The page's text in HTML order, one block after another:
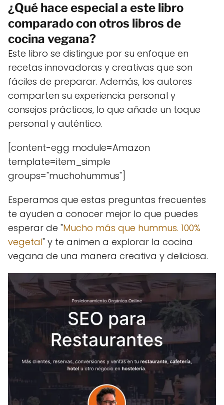
¿Qué hace especial a este libro
comparado con otros libros de
cocina vegana?
Este libro se distingue por su enfoque en
recetas innovadoras y creativas que son
fáciles de preparar. Además, los autores
comparten su experiencia personal y
consejos prácticos, lo que añade un toque
personal y auténtico.
[content-egg module=Amazon
template=item_simple
groups="muchohummus"]
Esperamos que estas preguntas frecuentes
te ayuden a conocer mejor lo que puedes
esperar de "Mucho más que hummus. 100%
vegetal" y te animen a explorar la cocina
vegana de una manera creativa y deliciosa.